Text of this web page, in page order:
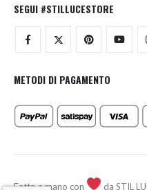
SEGUI #STILLUCESTORE
METODI DI PAGAMENTO
Fatto a mano con da STIL